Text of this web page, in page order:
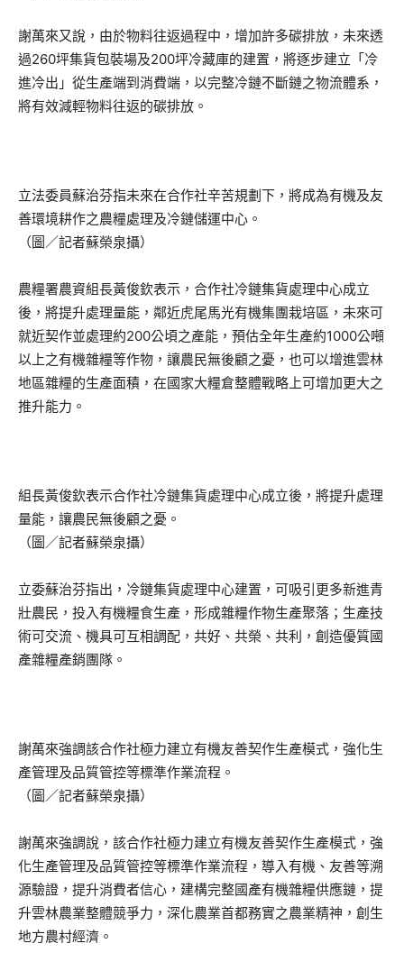
謝萬來又說，由於物料往返過程中，增加許多碳排放，未來透
過260坪集貨包裝場及200坪冷藏庫的建置，將逐步建立「冷
進冷出」從生產端到消費端，以完整冷鏈不斷鏈之物流體系，
將有效減輕物料往返的碳排放。
立法委員蘇治芬指未來在合作社辛苦規劃下，將成為有機及友
善環境耕作之農糧處理及冷鏈儲運中心。
（圖／記者蘇榮泉攝）
農糧署農資組長黃俊欽表示，合作社冷鏈集貨處理中心成立
後，將提升處理量能，鄰近虎尾馬光有機集團栽培區，未來可
就近契作並處理約200公頃之產能，預估全年生產約1000公噸
以上之有機雜糧等作物，讓農民無後顧之憂，也可以增進雲林
地區雜糧的生產面積，在國家大糧倉整體戰略上可增加更大之
推升能力。
組長黃俊欽表示合作社冷鏈集貨處理中心成立後，將提升處理
量能，讓農民無後顧之憂。
（圖／記者蘇榮泉攝）
立委蘇治芬指出，冷鏈集貨處理中心建置，可吸引更多新進青
壯農民，投入有機糧食生產，形成雜糧作物生產聚落；生產技
術可交流、機具可互相調配，共好、共榮、共利，創造優質國
產雜糧產銷團隊。
謝萬來強調該合作社極力建立有機友善契作生產模式，強化生
產管理及品質管控等標準作業流程。
（圖／記者蘇榮泉攝）
謝萬來強調說，該合作社極力建立有機友善契作生產模式，強
化生產管理及品質管控等標準作業流程，導入有機、友善等溯
源驗證，提升消費者信心，建構完整國產有機雜糧供應鏈，提
升雲林農業整體競爭力，深化農業首都務實之農業精神，創生
地方農村經濟。